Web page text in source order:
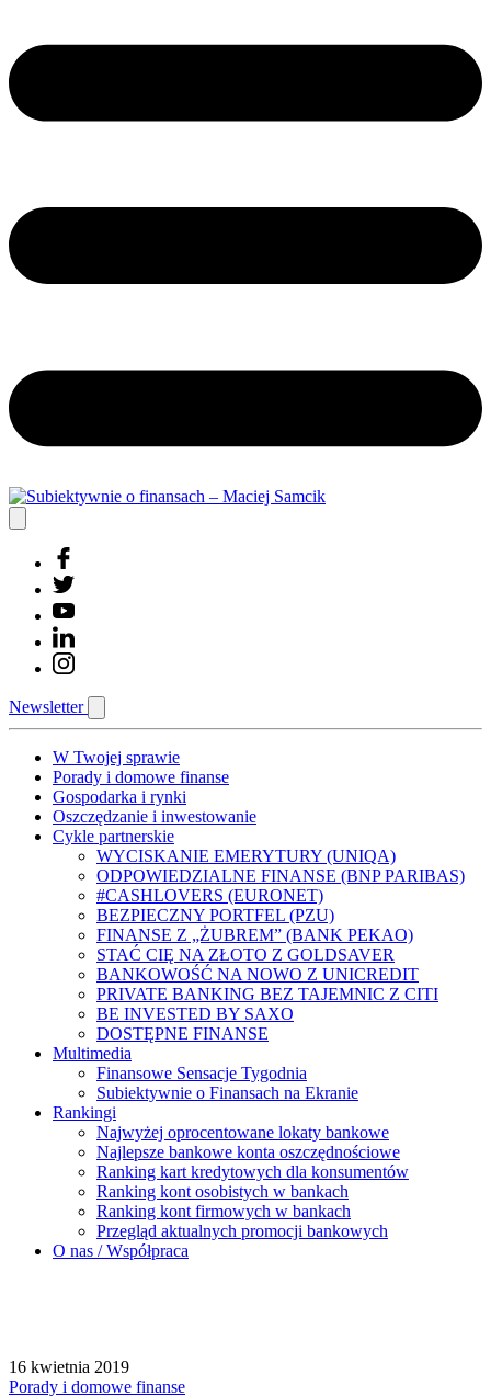
Newsletter
W Twojej sprawie
Porady i domowe finanse
Gospodarka i rynki
Oszczędzanie i inwestowanie
Cykle partnerskie
WYCISKANIE EMERYTURY (UNIQA)
ODPOWIEDZIALNE FINANSE (BNP PARIBAS)
#CASHLOVERS (EURONET)
BEZPIECZNY PORTFEL (PZU)
FINANSE Z „ŻUBREM” (BANK PEKAO)
STAĆ CIĘ NA ZŁOTO Z GOLDSAVER
BANKOWOŚĆ NA NOWO Z UNICREDIT
PRIVATE BANKING BEZ TAJEMNIC Z CITI
BE INVESTED BY SAXO
DOSTĘPNE FINANSE
Multimedia
Finansowe Sensacje Tygodnia
Subiektywnie o Finansach na Ekranie
Rankingi
Najwyżej oprocentowane lokaty bankowe
Najlepsze bankowe konta oszczędnościowe
Ranking kart kredytowych dla konsumentów
Ranking kont osobistych w bankach
Ranking kont firmowych w bankach
Przegląd aktualnych promocji bankowych
O nas / Współpraca
16 kwietnia 2019
Porady i domowe finanse